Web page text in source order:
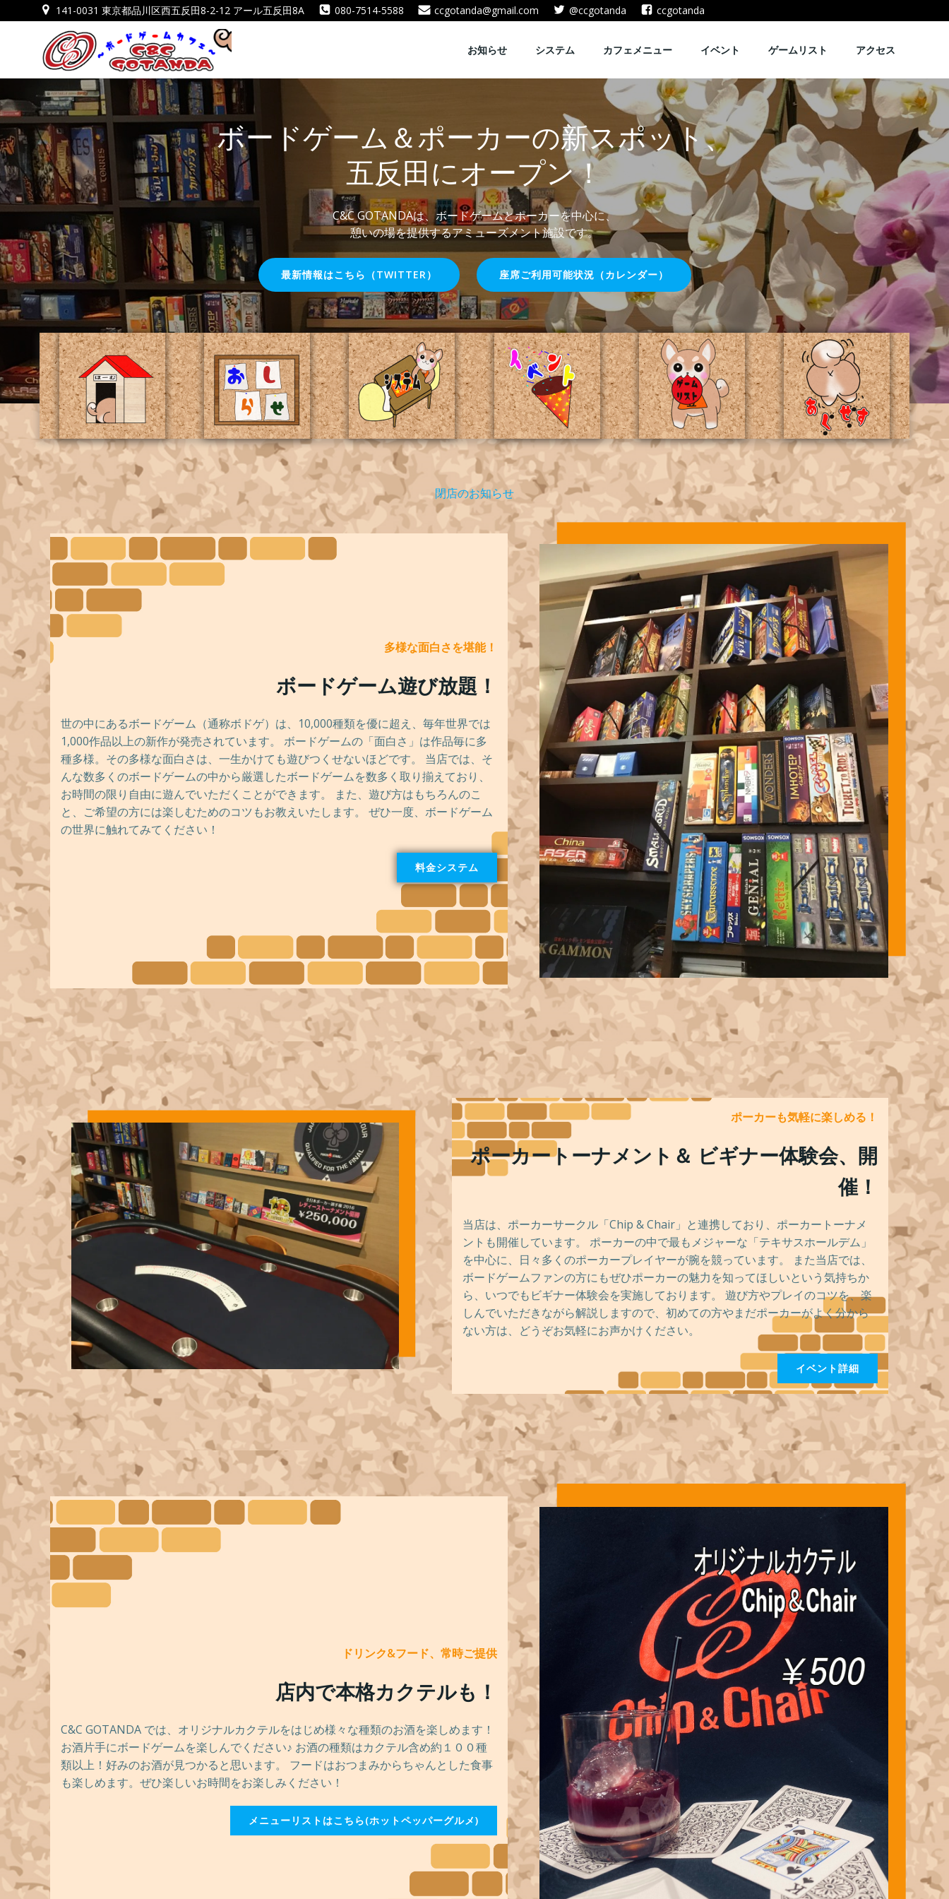
ン
ツ
ス
キ
ッ
プ
141-0031 東京都品川区西五反田8-2-12 アール五反田8A 080-7514-5588 ccgotanda@gmail.com @ccgotanda ccgotanda
お知らせ システム カフェメニュー イベント ゲームリスト アクセス
ボードゲーム＆ポーカーの新スポット、
五反田にオープン！
C&C GOTANDAは、ボードゲームとポーカーを中心に、
憩いの場を提供するアミューズメント施設です。
最新情報はこちら（TWITTER） 座席ご利用可能状況（カレンダー）
閉店のお知らせ
多様な面白さを堪能！
ボードゲーム遊び放題！
世の中にあるボードゲーム（通称ボドゲ）は、10,000種類を優に超え、毎年世界では
1,000作品以上の新作が発売されています。 ボードゲームの「面白さ」は作品毎に多
種多様。その多様な面白さは、一生かけても遊びつくせないほどです。 当店では、そ
んな数多くのボードゲームの中から厳選したボードゲームを数多く取り揃えており、
お時間の限り自由に遊んでいただくことができます。 また、遊び方はもちろんのこ
と、ご希望の方には楽しむためのコツもお教えいたします。 ぜひ一度、ボードゲーム
の世界に触れてみてください！
料金システム
ポーカーも気軽に楽しめる！
ポーカートーナメント＆ ビギナー体験会、開
催！
当店は、ポーカーサークル「Chip & Chair」と連携しており、ポーカートーナメ
ントも開催しています。 ポーカーの中で最もメジャーな「テキサスホールデム」
を中心に、日々多くのポーカープレイヤーが腕を競っています。 また当店では、
ボードゲームファンの方にもぜひポーカーの魅力を知ってほしいという気持ちか
ら、いつでもビギナー体験会を実施しております。 遊び方やプレイのコツを、楽
しんでいただきながら解説しますので、初めての方やまだポーカーがよく分から
ない方は、どうぞお気軽にお声かけください。
イベント詳細
ドリンク&フード、常時ご提供
店内で本格カクテルも！
C&C GOTANDA では、オリジナルカクテルをはじめ様々な種類のお酒を楽しめます！
お酒片手にボードゲームを楽しんでください♪ お酒の種類はカクテル含め約１００種
類以上！好みのお酒が見つかると思います。 フードはおつまみからちゃんとした食事
も楽しめます。ぜひ楽しいお時間をお楽しみください！
メニューリストはこちら(ホットペッパーグルメ)